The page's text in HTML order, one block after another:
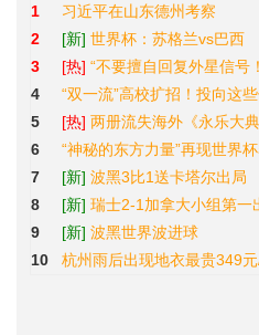
1
习近平在山东德州考察
2
[新] 世界杯：苏格兰vs巴西
3
[热] “不要擅自回复外星信号
4
“双一流”高校扩招！投向这
5
[热] 两册流失海外《永乐大
6
“神秘的东方力量”再现世界
7
[新] 波黑3比1送卡塔尔出局
8
[新] 瑞士2-1加拿大小组第一
9
[新] 波黑世界波进球
10
杭州雨后出现地衣最贵349